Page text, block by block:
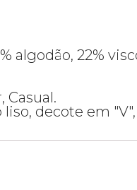
algodão, 22%
Casual.
decote em